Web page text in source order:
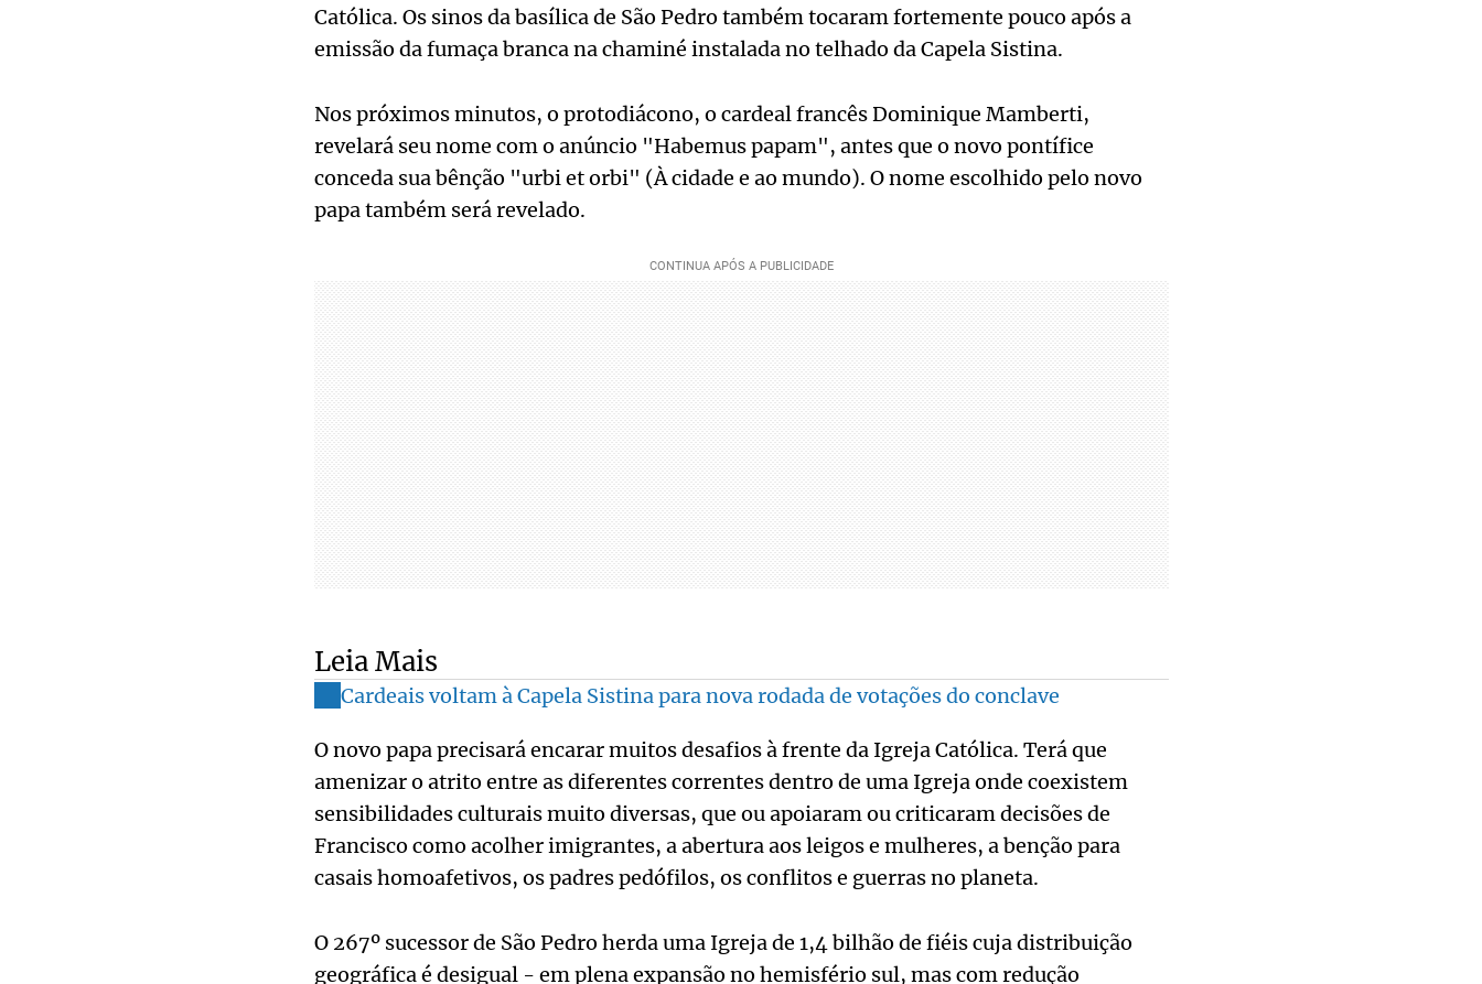
Católica. Os sinos da basílica de São Pedro também tocaram fortemente pouco após a
emissão da fumaça branca na chaminé instalada no telhado da Capela Sistina.
Nos próximos minutos, o protodiácono, o cardeal francês Dominique Mamberti,
revelará seu nome com o anúncio "Habemus papam", antes que o novo pontífice
conceda sua bênção "urbi et orbi" (À cidade e ao mundo). O nome escolhido pelo novo
papa também será revelado.
Leia Mais
Cardeais voltam à Capela Sistina para nova rodada de votações do conclave
O novo papa precisará encarar muitos desafios à frente da Igreja Católica. Terá que
amenizar o atrito entre as diferentes correntes dentro de uma Igreja onde coexistem
sensibilidades culturais muito diversas, que ou apoiaram ou criticaram decisões de
Francisco como acolher imigrantes, a abertura aos leigos e mulheres, a benção para
casais homoafetivos, os padres pedófilos, os conflitos e guerras no planeta.
O 267º sucessor de São Pedro herda uma Igreja de 1,4 bilhão de fiéis cuja distribuição
geográfica é desigual - em plena expansão no hemisfério sul, mas com redução